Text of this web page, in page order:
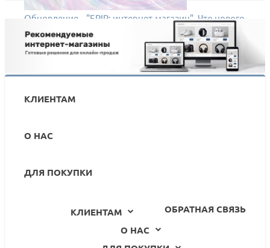
Обновление – "EPIR: интернет-магазин". Что нового
в версии 1.1.0?
КЛИЕНТАМ
О НАС
ДЛЯ ПОКУПКИ
ОБРАТНАЯ СВЯЗЬ
КЛИЕНТАМ
О НАС